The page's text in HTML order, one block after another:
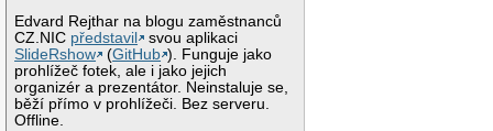
Edvard Rejthar na blogu zaměstnanců
CZ.NIC představil
svou aplikaci
SlideRshow
(GitHub ). Funguje jako
prohlížeč fotek, ale i jako jejich
organizér a prezentátor. Neinstaluje se,
běží přímo v prohlížeči. Bez serveru.
Offline.